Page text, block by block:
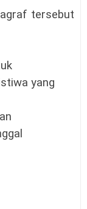
tersebut
yang